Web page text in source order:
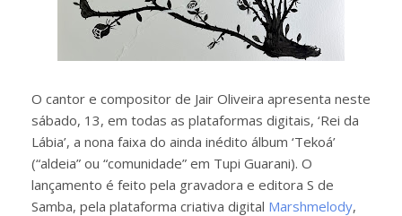
O cantor e compositor de Jair Oliveira apresenta neste
sábado, 13, em todas as plataformas digitais, ‘Rei da
Lábia’, a nona faixa do ainda inédito álbum ‘Tekoá’
(“aldeia” ou “comunidade” em Tupi Guarani). O
lançamento é feito pela gravadora e editora S de
Samba, pela plataforma criativa digital Marshmelody,